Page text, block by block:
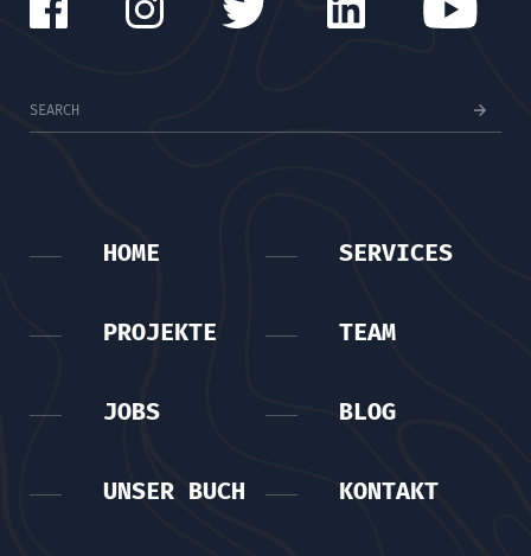
HOME SERVICES
PROJEKTE TEAM
JOBS BLOG
UNSER BUCH KONTAKT